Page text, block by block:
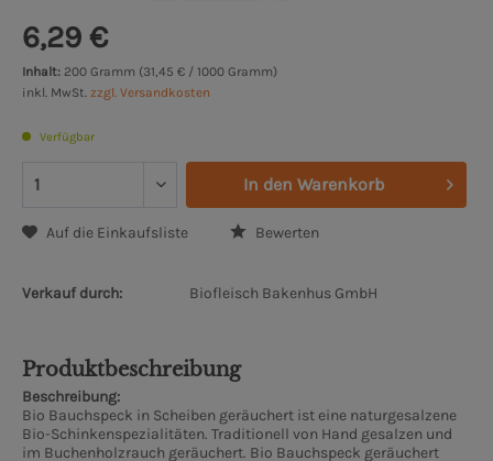
6,29 €
Inhalt: 200 Gramm (31,45 € / 1000 Gramm)
inkl. MwSt. zzgl. Versandkosten
Verfügbar
In den Warenkorb
Auf die Einkaufsliste Bewerten
Verkauf durch: Biofleisch Bakenhus GmbH
Produktbeschreibung
Beschreibung:
Bio Bauchspeck in Scheiben geräuchert ist eine naturgesalzene
Bio-Schinkenspezialitäten. Traditionell von Hand gesalzen und
im Buchenholzrauch geräuchert. Bio Bauchspeck geräuchert